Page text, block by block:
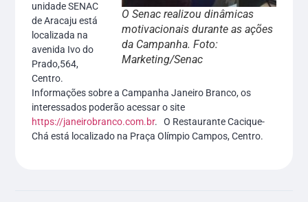
O Senac realizou dinâmicas
motivacionais durante as ações
da Campanha. Foto:
Marketing/Senac
unidade SENAC
de Aracaju está
localizada na
avenida Ivo do
Prado,564,
Centro.
Informações sobre a Campanha Janeiro Branco, os
interessados poderão acessar o site
https://janeirobranco.com.br. O Restaurante Cacique-
Chá está localizado na Praça Olímpio Campos, Centro.